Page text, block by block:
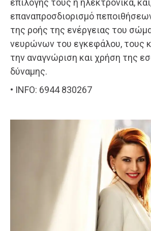
επιλογής τους ή ηλεκτρονικά,
επαναπροσδιορισμό
της ροής της ενέργειας του
νευρώνων του εγκεφάλου, τους
την αναγνώριση και χρήση της
δύναμης.
• INFO: 6944 830267